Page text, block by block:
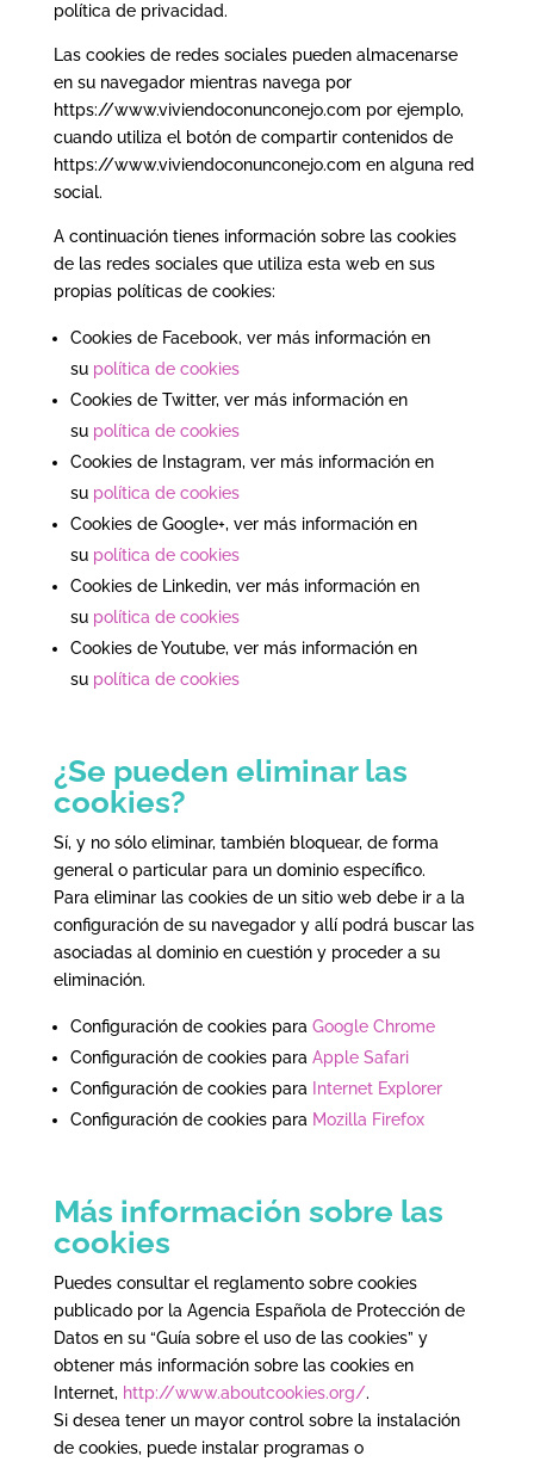
política de privacidad.
Las cookies de redes sociales pueden almacenarse
en su navegador mientras navega por
https://www.viviendoconunconejo.com por ejemplo,
cuando utiliza el botón de compartir contenidos de
https://www.viviendoconunconejo.com en alguna red
social.
A continuación tienes información sobre las cookies
de las redes sociales que utiliza esta web en sus
propias políticas de cookies:
Cookies de Facebook, ver más información en
su política de cookies
Cookies de Twitter, ver más información en
su política de cookies
Cookies de Instagram, ver más información en
su política de cookies
Cookies de Google+, ver más información en
su política de cookies
Cookies de Linkedin, ver más información en
su política de cookies
Cookies de Youtube, ver más información en
su política de cookies
¿Se pueden eliminar las
cookies?
Sí, y no sólo eliminar, también bloquear, de forma
general o particular para un dominio específico.
Para eliminar las cookies de un sitio web debe ir a la
configuración de su navegador y allí podrá buscar las
asociadas al dominio en cuestión y proceder a su
eliminación.
Configuración de cookies para Google Chrome
Configuración de cookies para Apple Safari
Configuración de cookies para
Internet Explorer
Configuración de cookies para Mozilla Firefox
Más información sobre las
cookies
Puedes consultar el reglamento sobre cookies
publicado por la Agencia Española de Protección de
Datos en su “Guía sobre el uso de las cookies” y
obtener más información sobre las cookies en
Internet, http://www.aboutcookies.org/.
Si desea tener un mayor control sobre la instalación
de cookies, puede instalar programas o